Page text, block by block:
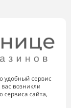
удобный сервис
возникли
сайта,